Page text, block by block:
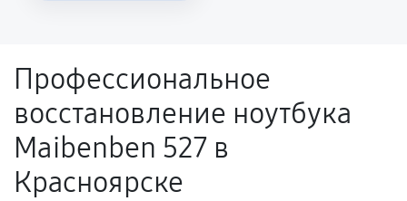
Поломка установленной детали при
нормальной эксплуатации в течение
гарантийного срока.
Несоответствие комплектующей заявленным
техническим характеристикам.
Профессиональное
восстановление ноутбука
Maibenben 527 в
Красноярске